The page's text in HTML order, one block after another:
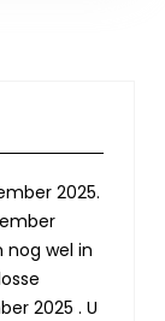
2025.
nog wel in
2025 . U